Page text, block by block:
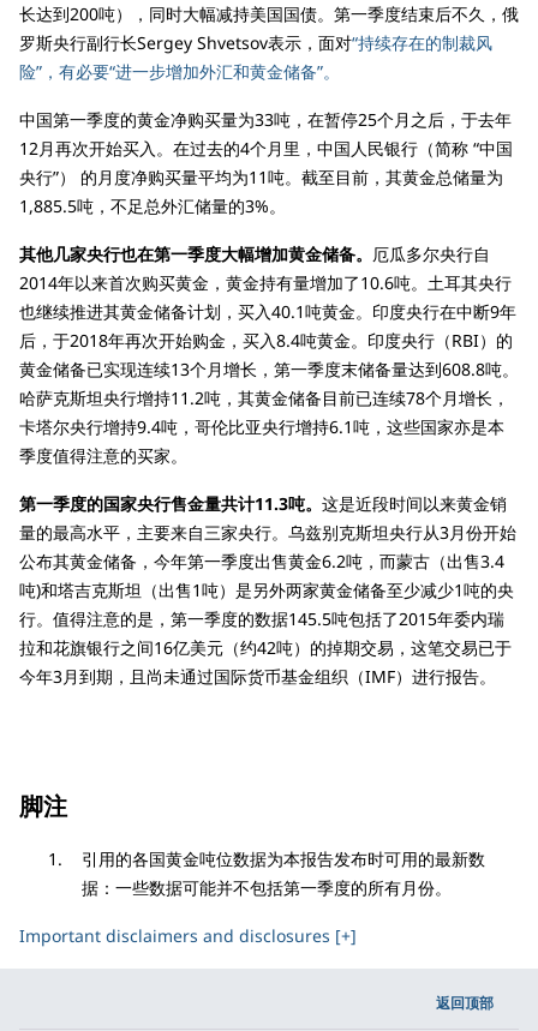
长达到200吨），同时大幅减持美国国债。第一季度结束后不久，俄
罗斯央行副行长Sergey Shvetsov表示，面对“持续存在的制裁风
险”，有必要“进一步增加外汇和黄金储备”。
中国第一季度的黄金净购买量为33吨，在暂停25个月之后，于去年
12月再次开始买入。在过去的4个月里，中国人民银行（简称 “中国
央行”） 的月度净购买量平均为11吨。截至目前，其黄金总储量为
1,885.5吨，不足总外汇储量的3%。
其他几家央行也在第一季度大幅增加黄金储备。 厄瓜多尔央行自
2014年以来首次购买黄金，黄金持有量增加了10.6吨。土耳其央行
也继续推进其黄金储备计划，买入40.1吨黄金。印度央行在中断9年
后，于2018年再次开始购金，买入8.4吨黄金。印度央行（RBI）的
黄金储备已实现连续13个月增长，第一季度末储备量达到608.8吨。
哈萨克斯坦央行增持11.2吨，其黄金储备目前已连续78个月增长，
卡塔尔央行增持9.4吨，哥伦比亚央行增持6.1吨，这些国家亦是本
季度值得注意的买家。
第一季度的国家央行售金量共计11.3吨。 这是近段时间以来黄金销
量的最高水平，主要来自三家央行。乌兹别克斯坦央行从3月份开始
公布其黄金储备，今年第一季度出售黄金6.2吨，而蒙古（出售3.4
吨)和塔吉克斯坦（出售1吨）是另外两家黄金储备至少减少1吨的央
行。值得注意的是，第一季度的数据145.5吨包括了2015年委内瑞
拉和花旗银行之间16亿美元（约42吨）的掉期交易，这笔交易已于
今年3月到期，且尚未通过国际货币基金组织（IMF）进行报告。
脚注
引用的各国黄金吨位数据为本报告发布时可用的最新数
据：一些数据可能并不包括第一季度的所有月份。
Important disclaimers and disclosures [+]
返回顶部